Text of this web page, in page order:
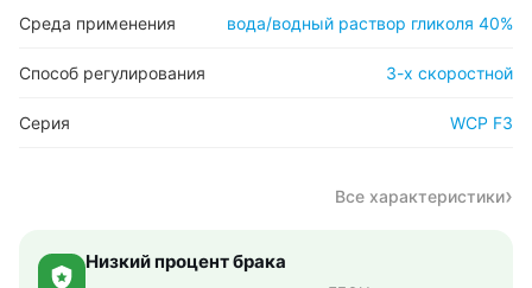
Среда применения вода/водный раствор гликоля 40%
Способ регулирования 3-х скоростной
Серия WCP F3
Все характеристики
Низкий процент брака